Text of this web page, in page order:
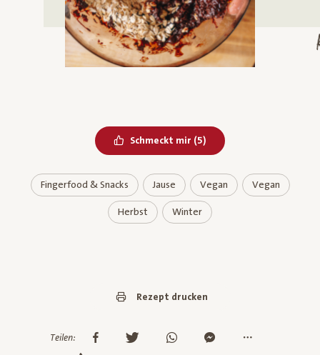
Schmeckt mir Bereits geliked
(5)
Fingerfood & Snacks Jause Vegan Vegan
Herbst Winter
Rezept drucken
Teilen: